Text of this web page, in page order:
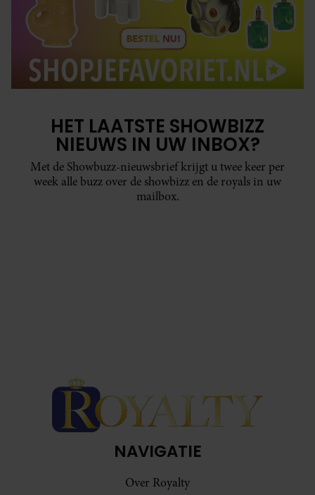
HET LAATSTE SHOWBIZZ
NIEUWS IN UW INBOX?
Met de Showbuzz-nieuwsbrief krijgt u twee keer per
week alle buzz over de showbizz en de royals in uw
mailbox.
NAVIGATIE
Over Royalty